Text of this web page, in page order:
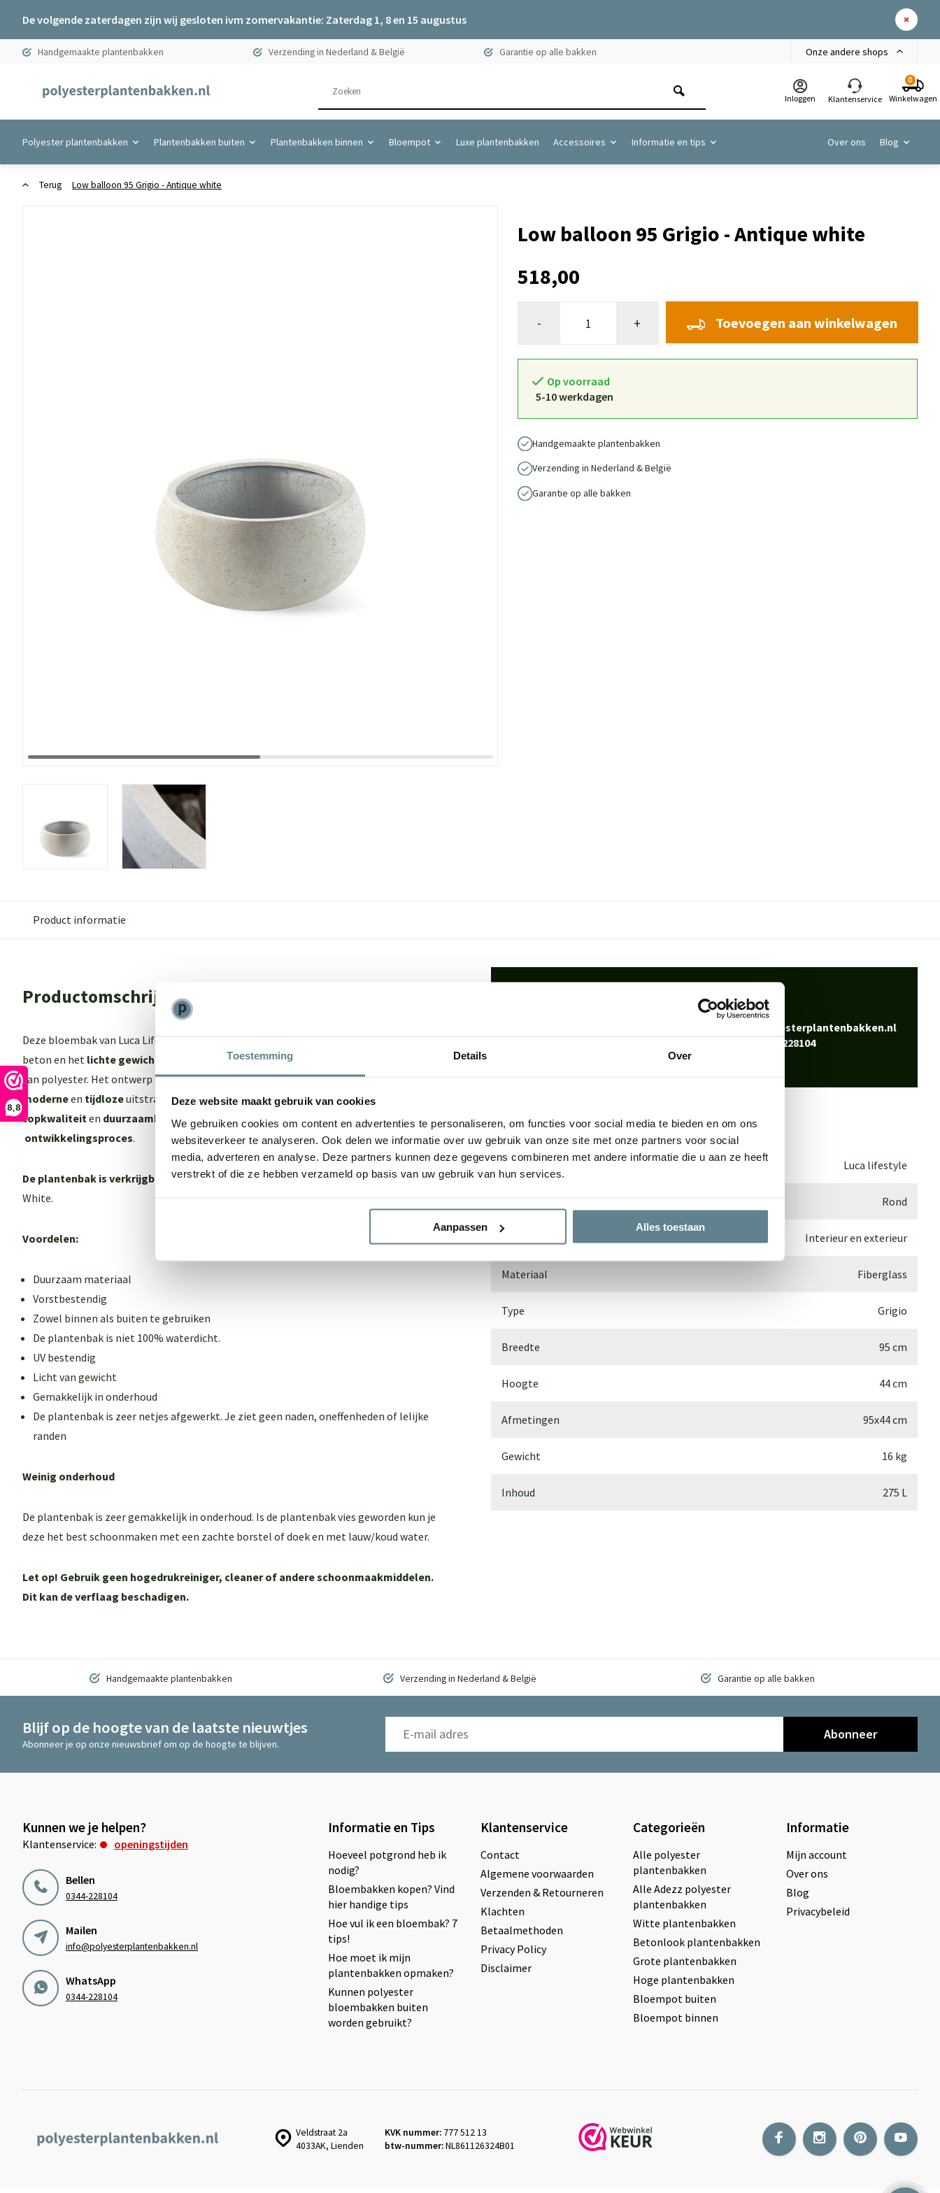
Toestemming Details Over
Deze website maakt gebruik van cookies
We gebruiken cookies om content en advertenties te personaliseren, om functies voor social media te bieden en om ons
websiteverkeer te analyseren. Ook delen we informatie over uw gebruik van onze site met onze partners voor social
media, adverteren en analyse. Deze partners kunnen deze gegevens combineren met andere informatie die u aan ze heeft
verstrekt of die ze hebben verzameld op basis van uw gebruik van hun services.
Aanpassen Alles toestaan
8,8
De volgende zaterdagen zijn wij gesloten ivm zomervakantie: Zaterdag 1, 8 en 15 augustus
Handgemaakte plantenbakken Verzending in Nederland & België Garantie op alle bakken Onze andere shops
Inloggen Klantenservice
0
Winkelwagen
Polyester plantenbakken Plantenbakken buiten Plantenbakken binnen Bloempot Luxe plantenbakken Accessoires Informatie en tips Over ons Blog
Terug Low balloon 95 Grigio - Antique white
Low balloon 95 Grigio - Antique white
518,00
- + Toevoegen aan winkelwagen
Op voorraad
5-10 werkdagen
Handgemaakte plantenbakken
Verzending in Nederland & België
Garantie op alle bakken
Product informatie
Productomschrijving
Deze bloembak van Luca Lifestyle biedt het beste van 2 werelden: De
beton en het lichte gewich sterkenonderhoudsvriendelijke
van polyester. Het ontwerp en de kleur van de Luca Lifestyle plantenbakken geven een
moderneen tijdlozeuitstraling. Een echte eyecatcher in je tuin. De bloembak is van
topkwaliteit en duurzaamheiddankzij een intensief
zorgvuldig
ontwikkelingsproces.
De plantenbak is verkrijgbaar in 3 kleuren:Antraciet, Natural Concrete en Antique
White.
Voordelen:
Duurzaam materiaal
Vorstbestendig
Zowel binnen als buiten te gebruiken
De plantenbak is niet 100% waterdicht.
UV bestendig
Licht van gewicht
Gemakkelijk in onderhoud
De plantenbak is zeer netjes afgewerkt. Je ziet geen naden, oneffenheden of lelijke
randen
Weinig onderhoud
De plantenbak is zeer gemakkelijk in onderhoud. Is de plantenbak vies geworden kun je
deze het best schoonmaken met een zachte borstel of doek en met lauw/koud water.
Let op! Gebruik geen hogedrukreiniger, cleaner of andere schoonmaakmiddelen.
Dit kan de verflaag beschadigen.
Wil je advies of heb je een vraag? Neem contactBel0344-228104
info@polyesterplantenbakken.nl
0344-228104
Specificaties
Merk Luca lifestyle
Rond
Interieur en exterieur
Materiaal Fiberglass
Type Grigio
Breedte 95 cm
Hoogte 44 cm
Afmetingen 95x44 cm
Gewicht 16 kg
Inhoud 275 L
Handgemaakte plantenbakken Verzending in Nederland & België Garantie op alle bakken
Blijf op de hoogte van de laatste nieuwtjes
Abonneer je op onze nieuwsbrief om op de hoogte te blijven.
Abonneer
Kunnen we je helpen?
Klantenservice: openingstijden
Bellen
0344-228104
Mailen
info@polyesterplantenbakken.nl
WhatsApp
0344-228104
Informatie en Tips
Hoeveel potgrond heb ik
nodig?
Bloembakken kopen? Vind
hier handige tips
Hoe vul ik een bloembak? 7
tips!
Hoe moet ik mijn
plantenbakken opmaken?
Kunnen polyester
bloembakken buiten
worden gebruikt?
Klantenservice
Contact
Algemene voorwaarden
Verzenden & Retourneren
Klachten
Betaalmethoden
Privacy Policy
Disclaimer
Categorieën
Alle polyester
plantenbakken
Alle Adezz polyester
plantenbakken
Witte plantenbakken
Betonlook plantenbakken
Grote plantenbakken
Hoge plantenbakken
Bloempot buiten
Bloempot binnen
Informatie
Mijn account
Over ons
Blog
Privacybeleid
Veldstraat 2a
4033AK, Lienden
KVK nummer: 777 512 13
btw-nummer:NL861126324B01